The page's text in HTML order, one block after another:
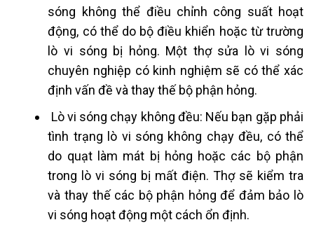
sóng không thể điều chỉnh công suất hoạt
động, có thể do bộ điều khiển hoặc từ trường
lò vi sóng bị hỏng. Một thợ sửa lò vi sóng
chuyên nghiệp có kinh nghiệm sẽ có thể xác
định vấn đề và thay thế bộ phận hỏng.
Lò vi sóng chạy không đều: Nếu bạn gặp phải
tình trạng lò vi sóng không chạy đều, có thể
do quạt làm mát bị hỏng hoặc các bộ phận
trong lò vi sóng bị mất điện. Thợ sẽ kiểm tra
và thay thế các bộ phận hỏng để đảm bảo lò
vi sóng hoạt động một cách ổn định.